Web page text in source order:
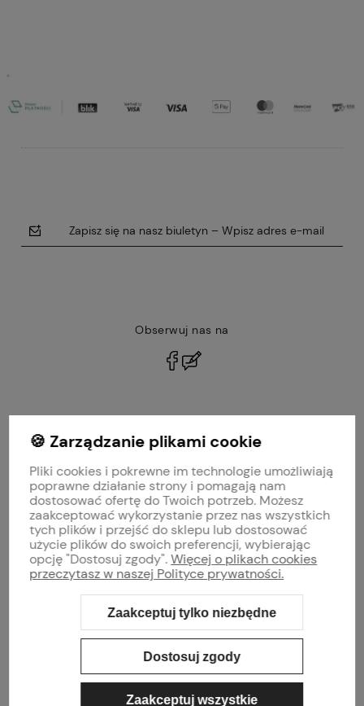
Zapisz się na nasz biuletyn – Wpisz adres e-mail
Obserwuj nas na
MOJE KONTO
PŁATNOŚCI I DOSTAWA
INFORMACJE
O NAS
Sklep internetowy Shoper Premium Szablon Shoper Modern 3.0™
GrowCommerce
🍪 Zarządzanie plikami cookie
Pliki cookies i pokrewne im technologie umożliwiają
poprawne działanie strony i pomagają nam
dostosować ofertę do Twoich potrzeb. Możesz
zaakceptować wykorzystanie przez nas wszystkich
tych plików i przejść do sklepu lub dostosować
użycie plików do swoich preferencji, wybierając
opcję "Dostosuj zgody".Więcej o plikach cookies
przeczytasz w naszej Polityce prywatności.
Zaakceptuj tylko niezbędne
Dostosuj zgody
Zaakceptuj wszystkie